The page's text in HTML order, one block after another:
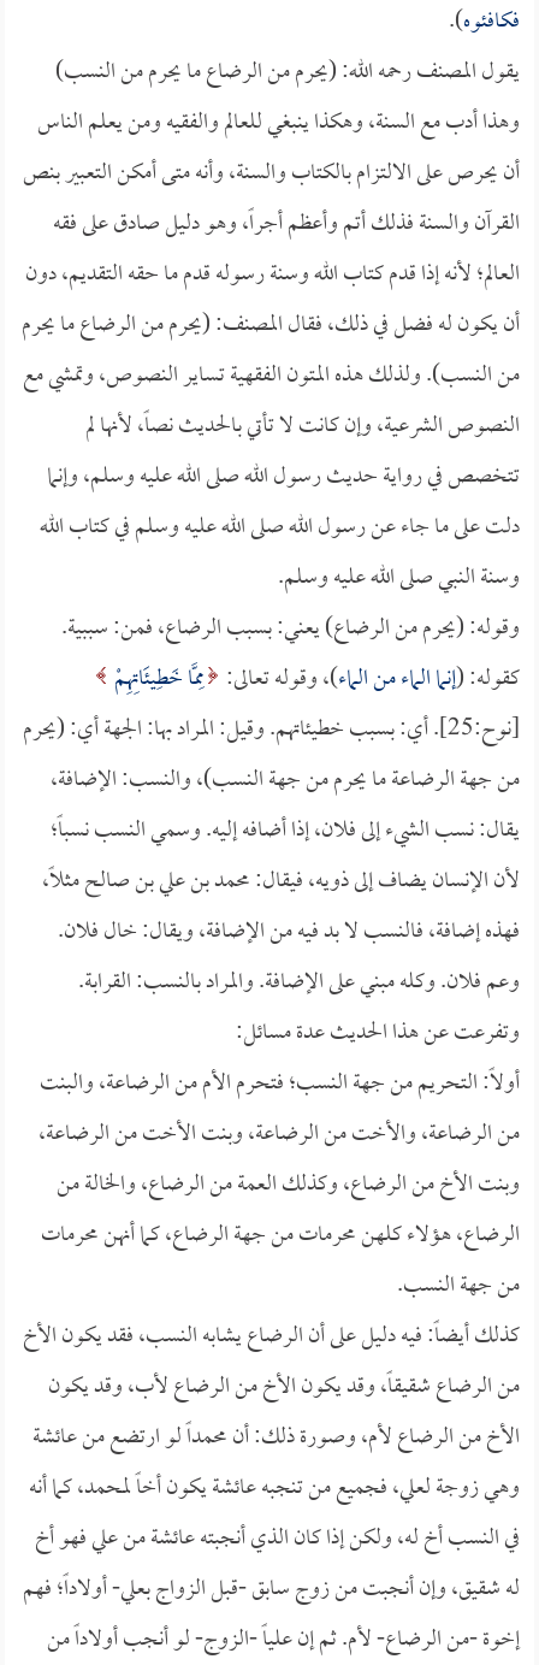
فكافئوه).
يقول المصنف رحمه الله: (يحرم من الرضاع ما يحرم من النسب)
وهذا أدب مع السنة، وهكذا ينبغي للعالم والفقيه ومن يعلم الناس
أن يحرص على الالتزام بالكتاب والسنة، وأنه متى أمكن التعبير بنص
القرآن والسنة فذلك أتم وأعظم أجراً، وهو دليل صادق على فقه
العالم؛ لأنه إذا قدم كتاب الله وسنة رسوله قدم ما حقه التقديم، دون
أن يكون له فضل في ذلك، فقال المصنف: (يحرم من الرضاع ما يحرم
من النسب). ولذلك هذه المتون الفقهية تساير النصوص، وتمشي مع
النصوص الشرعية، وإن كانت لا تأتي بالحديث نصاً، لأنها لم
تتخصص في رواية حديث رسول الله صلى الله عليه وسلم، وإنما
دلت على ما جاء عن رسول الله صلى الله عليه وسلم في كتاب الله
وسنة النبي صلى الله عليه وسلم.
وقوله: (يحرم من الرضاع) يعني: بسبب الرضاع، فمن: سببية.
كقوله: (إنما الماء من الماء)، وقوله تعالى: مِمَّا خَطِيئَاتِهِمْ
[نوح:25]. أي: بسبب خطيئاتهم. وقيل: المراد بها: الجهة أي: (يحرم
من جهة الرضاعة ما يحرم من جهة النسب)، والنسب: الإضافة،
يقال: نسب الشيء إلى فلان، إذا أضافه إليه. وسمي النسب نسباً؛
لأن الإنسان يضاف إلى ذويه، فيقال: محمد بن علي بن صالح مثلاً،
فهذه إضافة، فالنسب لا بد فيه من الإضافة، ويقال: خال فلان.
وعم فلان. وكله مبني على الإضافة. والمراد بالنسب: القرابة.
وتفرعت عن هذا الحديث عدة مسائل:
أولاً: التحريم من جهة النسب؛ فتحرم الأم من الرضاعة، والبنت
من الرضاعة، والأخت من الرضاعة، وبنت الأخت من الرضاعة،
وبنت الأخ من الرضاع، وكذلك العمة من الرضاع، والخالة من
الرضاع، هؤلاء كلهن محرمات من جهة الرضاع، كما أنهن محرمات
من جهة النسب.
كذلك أيضاً: فيه دليل على أن الرضاع يشابه النسب، فقد يكون الأخ
من الرضاع شقيقاً، وقد يكون الأخ من الرضاع لأب، وقد يكون
الأخ من الرضاع لأم، وصورة ذلك: أن محمداً لو ارتضع من عائشة
وهي زوجة لعلي، فجميع من تنجبه عائشة يكون أخاً لمحمد، كما أنه
في النسب أخ له، ولكن إذا كان الذي أنجبته عائشة من علي فهو أخ
له شقيق، وإن أنجبت من زوج سابق -قبل الزواج بعلي- أولاداً؛ فهم
إخوة -من الرضاع- لأم. ثم إن علياً -الزوج- لو أنجب أولاداً من